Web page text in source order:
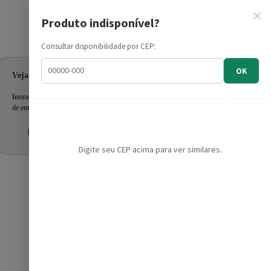
Informe seu CEP
Veja as ofertas para seu endereço!
Insira seu CEP e confira a disponibilidade dos produtos e prazo
de entrega.
×
Produto indisponível?
Consultar disponibilidade por CEP:
OK
Digite seu CEP acima para ver similares.